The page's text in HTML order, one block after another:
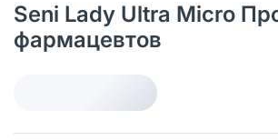
Seni Lady Ultra Micro
фармацевтов